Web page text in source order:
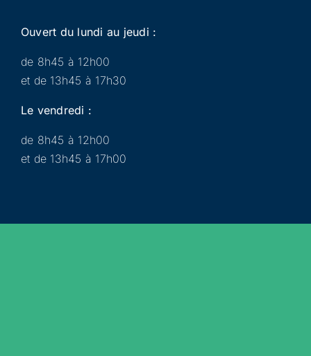
Ouvert du lundi au jeudi :
de 8h45 à 12h00
et de 13h45 à 17h30
Le vendredi :
de 8h45 à 12h00
et de 13h45 à 17h00